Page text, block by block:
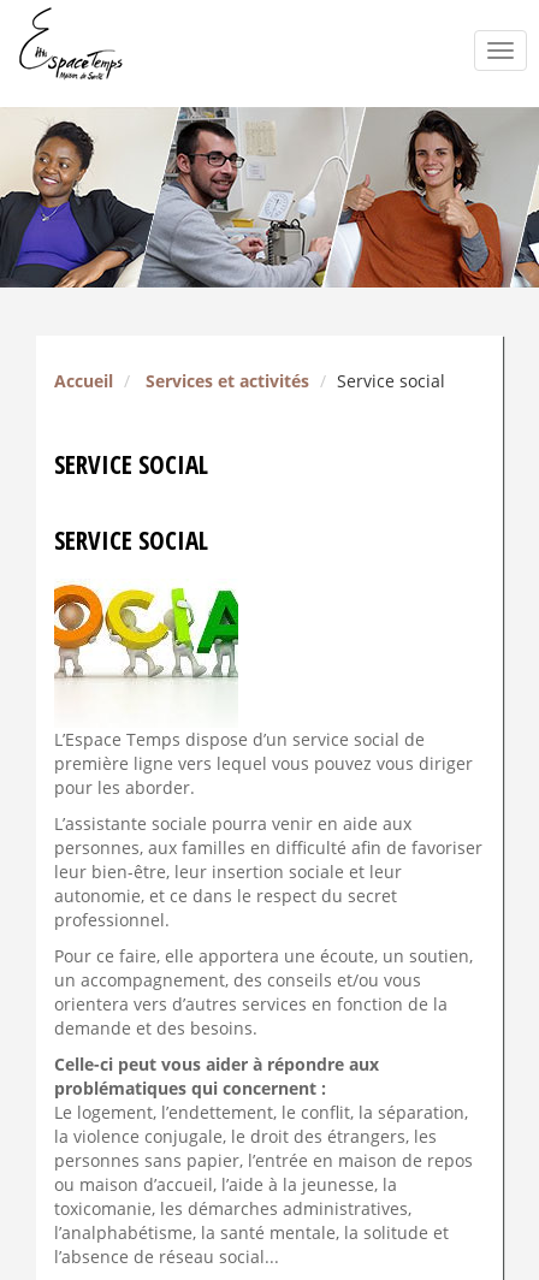
Accueil Services et activités Service social
SERVICE SOCIAL
SERVICE SOCIAL
L’Espace Temps dispose d’un service social de
première ligne vers lequel vous pouvez vous diriger
pour les aborder.
L’assistante sociale pourra venir en aide aux
personnes, aux familles en difficulté afin de favoriser
leur bien-être, leur insertion sociale et leur
autonomie, et ce dans le respect du secret
professionnel.
Pour ce faire, elle apportera une écoute, un soutien,
un accompagnement, des conseils et/ou vous
orientera vers d’autres services en fonction de la
demande et des besoins.
Celle-ci peut vous aider à répondre aux
problématiques qui concernent :
Le logement, l’endettement, le conflit, la séparation,
la violence conjugale, le droit des étrangers, les
personnes sans papier, l’entrée en maison de repos
ou maison d’accueil, l’aide à la jeunesse, la
toxicomanie, les démarches administratives,
l’analphabétisme, la santé mentale, la solitude et
l’absence de réseau social...